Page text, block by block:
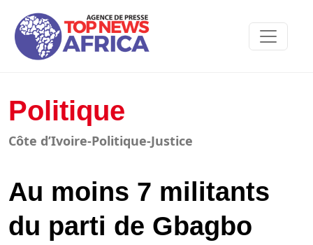
Politique
Côte d’Ivoire-Politique-Justice
Au moins 7 militants
du parti de Gbagbo